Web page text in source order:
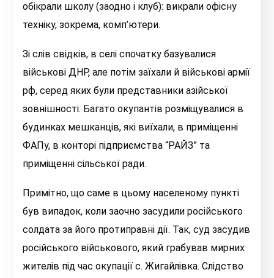
обікрали школу (заодно і клуб): викрали офісну
техніку, зокрема, комп’ютери.
Зі слів свідків, в селі спочатку базувалися
військові ДНР, але потім заїхали й військові армії
рф, серед яких були представники азійської
зовнішності. Багато окупантів розміщувалися в
будинках мешканців, які виїхали, в приміщенні
ФАПу, в конторі підприємства “РАЙЗ” та
приміщенні сільської ради.
Примітно, що саме в цьому населеному пункті
був випадок, коли заочно засудили російського
солдата за його протиправні дії. Так, суд засудив
російського військового, який грабував мирних
жителів під час окупації с. Жигайлівка. Слідство